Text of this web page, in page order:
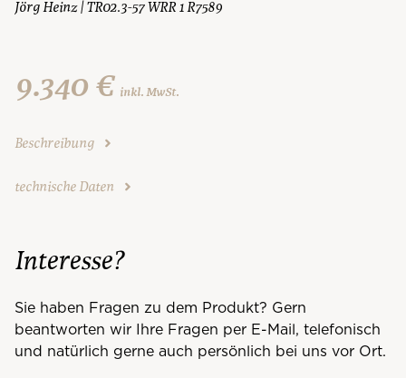
Jörg Heinz | TR02.3-57 WRR 1 R7589
9.340 € inkl. MwSt.
Beschreibung
technische Daten
Interesse?
Sie haben Fragen zu dem Produkt? Gern
beantworten wir Ihre Fragen per E-Mail, telefonisch
und natürlich gerne auch persönlich bei uns vor Ort.